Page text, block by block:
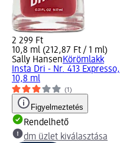
2 299 Ft
10,8 ml (212,87 Ft / 1 ml)
Sally HansenKörömlakk
Insta Dri - Nr. 413 Expresso,
10,8 ml
(1)
Figyelmeztetés
Rendelhető
dm üzlet kiválasztása